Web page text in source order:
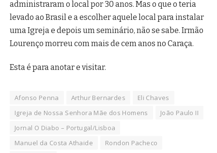
administraram o local por 30 anos. Mas o que o teria
levado ao Brasil e a escolher aquele local para instalar
uma Igreja e depois um seminário, não se sabe. Irmão
Lourenço morreu com mais de cem anos no Caraça.
Esta é para anotar e visitar.
Afonso Penna Arthur Bernardes
Eli Chaves
Igreja de Nossa Senhora Mãe dos Homens
João Paulo II
Jornal O Diabo – Portugal/Lisboa
Manuel da Costa Athaide
Rondon Pacheco